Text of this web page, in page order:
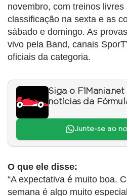
novembro, com treinos livres
classificação na sexta e as
sábado e domingo. As
vivo pela Band, canais
oficiais da categoria.
Siga o
notícias da
Junte-se ao
O que ele disse:
“A expectativa é muito boa.
semana é algo muito